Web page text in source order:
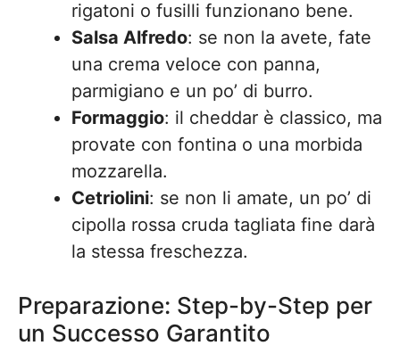
rigatoni o fusilli funzionano bene.
Salsa Alfredo: se non la avete, fate
una crema veloce con panna,
parmigiano e un po’ di burro.
Formaggio: il cheddar è classico, ma
provate con fontina o una morbida
mozzarella.
Cetriolini: se non li amate, un po’ di
cipolla rossa cruda tagliata fine darà
la stessa freschezza.
Preparazione: Step-by-Step per
un Successo Garantito